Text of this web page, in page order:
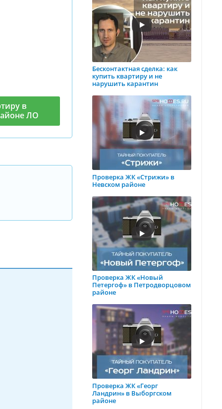
в
ЛО
Бесконтактная сделка: как
купить квартиру и не
нарушить карантин
Проверка ЖК «Стрижи» в
Невском районе
Проверка ЖК «Новый
Петергоф» в Петродворцовом
районе
Проверка ЖК «Георг
Ландрин» в Выборгском
районе